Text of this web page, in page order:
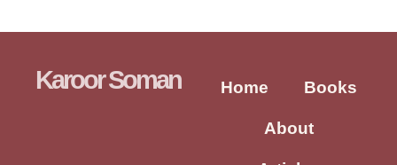
Karoor Soman Home Books
About